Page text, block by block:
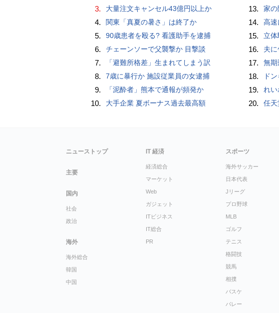
3. 大量注文キャンセル43億円以上か
4. 関東「真夏の暑さ」は終了か
5. 90歳患者を殴る? 看護助手を逮捕
6. チェーンソーで父襲撃か 目撃談
7. 「避難所格差」生まれてしまう訳
8. 7歳に暴行か 施設従業員の女逮捕
9. 「泥酔者」熊本で通報が頻発か
10. 大手企業 夏ボーナス過去最高額
13. 家の
14. 高速
15. 立
16. 夫
17. 無期
18. ド
19. れ
20. 任天
ニューストップ
主要
国内
社会
政治
海外
海外総合
韓国
中国
IT 経済
経済総合
マーケット
Web
ガジェット
ITビジネス
IT総合
PR
スポーツ
海外サッカー
日本代表
Jリーグ
プロ野球
MLB
ゴルフ
テニス
格闘技
競馬
相撲
バスケ
バレー